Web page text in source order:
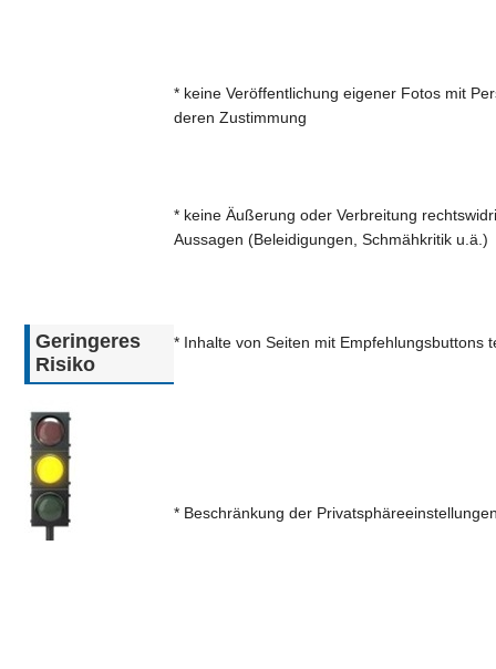
* keine Veröffentlichung eigener Fotos mit
deren Zustimmung
* keine Äußerung oder Verbreitung
Aussagen (Beleidigungen, Schmähkritik u.ä.)
Geringeres
Risiko
* Inhalte von Seiten mit Empfehlungsbuttons
* Beschränkung der